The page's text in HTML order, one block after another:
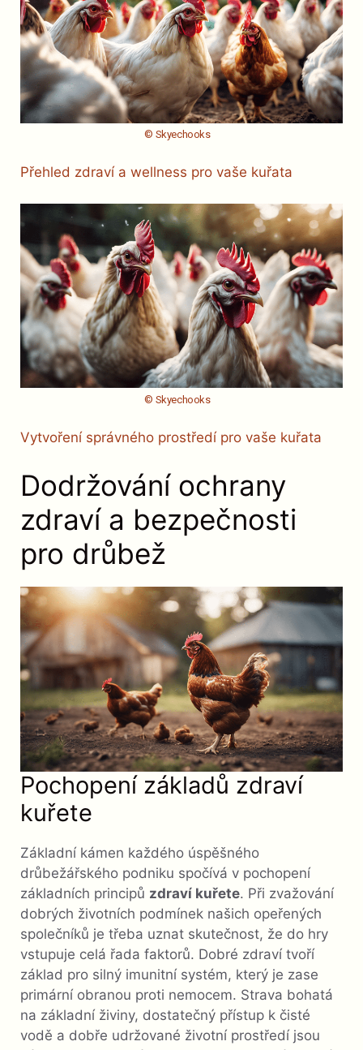
© Skyechooks
Přehled zdraví a wellness pro vaše kuřata
© Skyechooks
Vytvoření správného prostředí pro vaše kuřata
Dodržování ochrany
zdraví a bezpečnosti
pro drůbež
Pochopení základů zdraví
kuřete
Základní kámen každého úspěšného
drůbežářského podniku spočívá v pochopení
základních principů zdraví kuřete. Při zvažování
dobrých životních podmínek našich opeřených
společníků je třeba uznat skutečnost, že do hry
vstupuje celá řada faktorů. Dobré zdraví tvoří
základ pro silný imunitní systém, který je zase
primární obranou proti nemocem. Strava bohatá
na základní živiny, dostatečný přístup k čisté
vodě a dobře udržované životní prostředí jsou